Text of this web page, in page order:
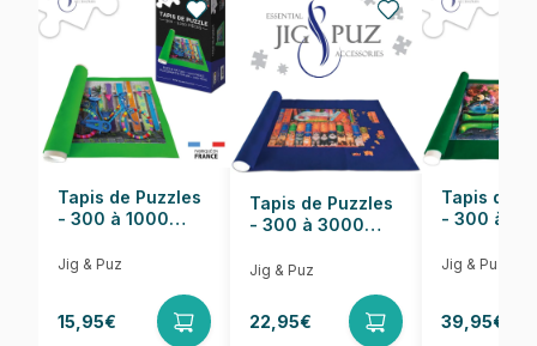
Nombre de pièces 260 pièces
Dimensions 24 x 34 cm
Tapis de Puzzles
- 300 à 1000
Jig & Puz
15,95€
Tapis de Puzzles
- 300 à 3000
Jig & Puz
22,95€
Tapis de
- 300 à
Jig & Puz
39,95€